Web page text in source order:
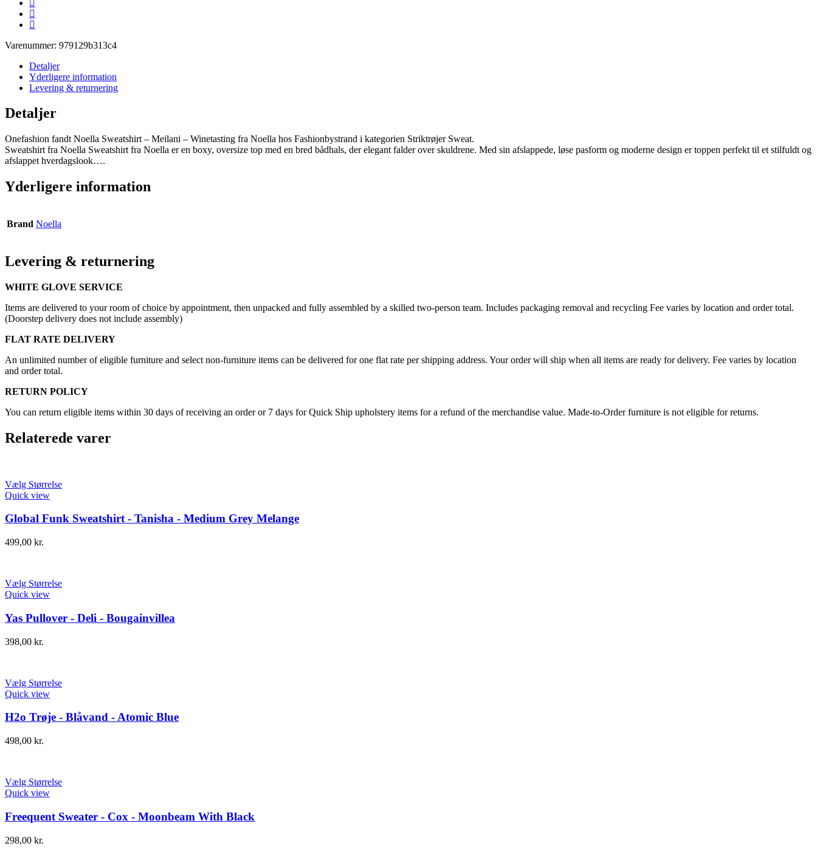
Varenummer: 979129b313c4
Detaljer
Yderligere information
Levering & returnering
Detaljer
Onefashion fandt Noella Sweatshirt – Meilani – Winetasting fra Noella hos Fashionbystrand i kategorien Striktrøjer Sweat.
Sweatshirt fra Noella Sweatshirt fra Noella er en boxy, oversize top med en bred bådhals, der elegant falder over skuldrene. Med sin afslappede, løse pasform og moderne design er toppen perfekt til et stilfuldt og
afslappet hverdagslook….
Yderligere information
Brand Noella
Levering & returnering
WHITE GLOVE SERVICE
Items are delivered to your room of choice by appointment, then unpacked and fully assembled by a skilled two-person team. Includes packaging removal and recycling Fee varies by location and order total.
(Doorstep delivery does not include assembly)
FLAT RATE DELIVERY
An unlimited number of eligible furniture and select non-furniture items can be delivered for one flat rate per shipping address. Your order will ship when all items are ready for delivery. Fee varies by location
and order total.
RETURN POLICY
You can return eligible items within 30 days of receiving an order or 7 days for Quick Ship upholstery items for a refund of the merchandise value. Made-to-Order furniture is not eligible for returns.
Relaterede varer
Vælg Størrelse
Quick view
Global Funk Sweatshirt - Tanisha - Medium Grey Melange
499,00 kr.
Vælg Størrelse
Quick view
Yas Pullover - Deli - Bougainvillea
398,00 kr.
Vælg Størrelse
Quick view
H2o Trøje - Blåvand - Atomic Blue
498,00 kr.
Vælg Størrelse
Quick view
Freequent Sweater - Cox - Moonbeam With Black
298,00 kr.